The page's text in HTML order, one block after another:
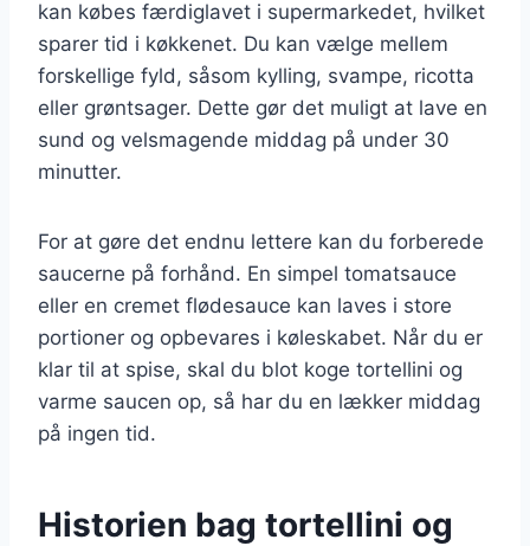
kan købes færdiglavet i supermarkedet, hvilket
sparer tid i køkkenet. Du kan vælge mellem
forskellige fyld, såsom kylling, svampe, ricotta
eller grøntsager. Dette gør det muligt at lave en
sund og velsmagende middag på under 30
minutter.
For at gøre det endnu lettere kan du forberede
saucerne på forhånd. En simpel tomatsauce
eller en cremet flødesauce kan laves i store
portioner og opbevares i køleskabet. Når du er
klar til at spise, skal du blot koge tortellini og
varme saucen op, så har du en lækker middag
på ingen tid.
Historien bag tortellini og